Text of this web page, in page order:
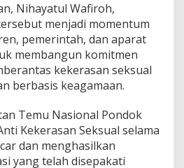
Nihayatul Wafiroh,
menjadi momentum
pemerintah, dan aparat
membangun komitmen
kekerasan seksual
berbasis keagamaan.
Temu Nasional Pondok
Kekerasan Seksual selama
dan menghasilkan
yang telah disepakati